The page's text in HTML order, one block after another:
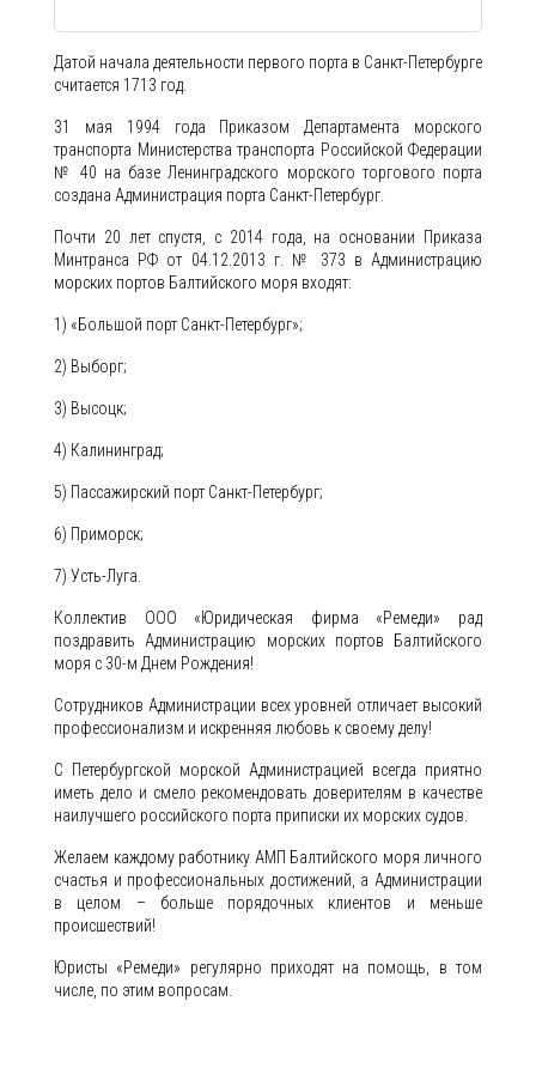
Датой начала деятельности первого порта в Санкт-Петербурге
считается 1713 год.
31 мая 1994 года Приказом Департамента морского
транспорта Министерства транспорта Российской Федерации
№ 40 на базе Ленинградского морского торгового порта
создана Администрация порта Санкт-Петербург.
Почти 20 лет спустя, с 2014 года, на основании Приказа
Минтранса РФ от 04.12.2013 г. № 373 в Администрацию
морских портов Балтийского моря входят:
1) «Большой порт Санкт-Петербург»;
2) Выборг;
3) Высоцк;
4) Калининград;
5) Пассажирский порт Санкт-Петербург;
6) Приморск;
7) Усть-Луга.
Коллектив ООО «Юридическая фирма «Ремеди» рад
поздравить Администрацию морских портов Балтийского
моря с 30-м Днем Рождения!
Сотрудников Администрации всех уровней отличает высокий
профессионализм и искренняя любовь к своему делу!
С Петербургской морской Администрацией всегда приятно
иметь дело и смело рекомендовать доверителям в качестве
наилучшего российского порта приписки их морских судов.
Желаем каждому работнику АМП Балтийского моря личного
счастья и профессиональных достижений, а Администрации
в целом – больше порядочных клиентов и меньше
происшествий!
Юристы «Ремеди» регулярно приходят на помощь, в том
числе, по этим вопросам.